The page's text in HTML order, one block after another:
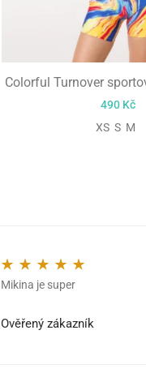
Colorful Turnover
490 Kč
XS S M
Hodnocení5z 5
Mikina je super
Ověřený zákazník